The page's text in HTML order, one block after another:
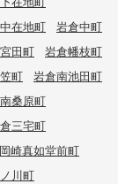
在地町
岩倉中町
田町
岩倉幡枝町
町
岩倉南池田町
桑原町
三宅町
岡崎真如堂前町
川町